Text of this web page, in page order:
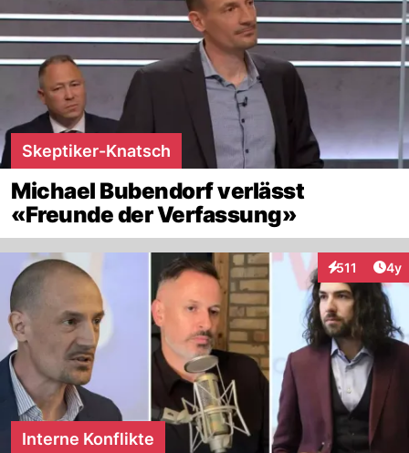
Skeptiker-Knatsch
Michael Bubendorf verlässt
«Freunde der Verfassung»
511
Interaktionen
4y
Interne Konflikte